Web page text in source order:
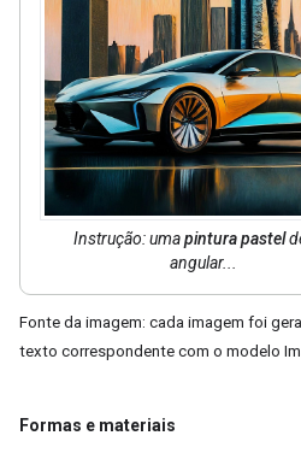
Instrução: umapintura pastel
angular...
Fonte da imagem: cada imagem foi
texto correspondente com o modelo
Formas e materiais